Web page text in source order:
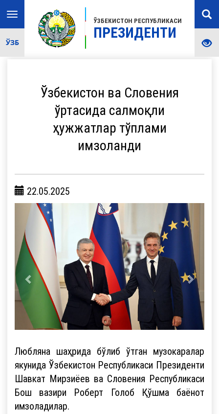
ЎЗБЕКИСТОН РЕСПУБЛИКАСИ
ПРЕЗИДЕНТИ
Toggle
navigation
ЎЗБ
Ўзбекистон ва Словения
ўртасида салмоқли
ҳужжатлар тўплами
имзоланди
22.05.2025
Любляна шаҳрида бўлиб ўтган музокаралар
якунида Ўзбекистон Республикаси Президенти
Шавкат Мирзиёев ва Словения Республикаси
Бош вазири Роберт Голоб Қўшма баёнот
имзоладилар.